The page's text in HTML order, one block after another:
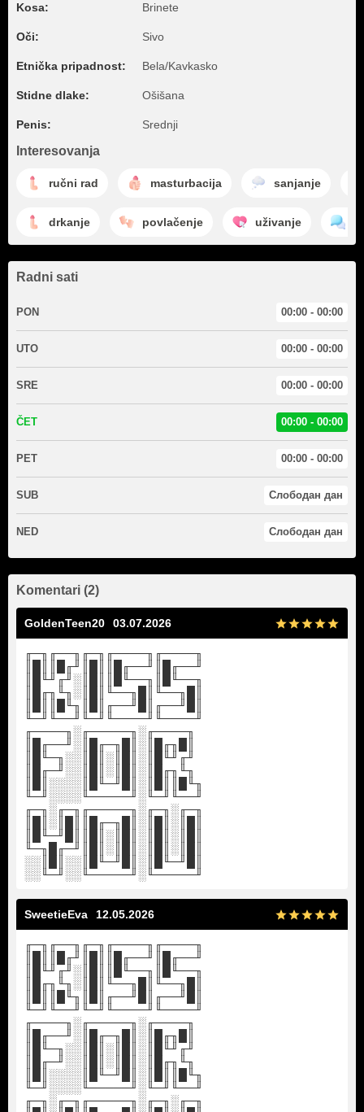
Kosa: Brinete
Oči: Sivo
Etnička pripadnost: Bela/Kavkasko
Stidne dlake: Ošišana
Penis: Srednji
Interesovanja
ručni rad masturbacija sanjanje
drkanje povlačenje uživanje
Radni sati
PON 00:00 - 00:00
UTO 00:00 - 00:00
SRE 00:00 - 00:00
ČET 00:00 - 00:00
PET 00:00 - 00:00
SUB Слободан дан
NED Слободан дан
Komentari (2)
GoldenTeen20 03.07.2026
╓─╖╓──╖╓─╖╓────╖╓────╖
║█║║█╓╜║█║║█╓──╜║█╓──╜
║█╙╜╓╜░║█║║█╙──╖║█╙──╖
║█╓╖╙╖░║█║╙──╖█║╙──╖█║
║█║║█╙╖║█║╓──╜█║╓──╜█║
╙─╜╙──╜╙─╜╙────╜╙────╜
╓────╖░╓─────╖░╓────╖
║█╓──╜░║█╓─╖█║░║█╓╖█║
║█╙─╖░░║█║░║█║░║█╙╜╓╜
║█╓─╜░░║█║░║█║░║█╓╖╙╖
║█║░░░░║█╙─╜█║░║█║║█╙╖
╙─╜░░░░╙─────╜░╙─╜╙──╜
╓─╖░╓─╖╓─────╖░╓─╖░╓─╖
║█║░║█║║█╓─╖█║░║█║░║█║
║█╙─╜█║║█║░║█║░║█║░║█║
╙─╖█╓─╜║█║░║█║░║█║░║█║
░░║█║░░║█╙─╜█║░║█╙─╜█║
░░╙─╜░░╙─────╜░╙─────╜
SweetieEva 12.05.2026
╓─╖╓──╖╓─╖╓────╖╓────╖
║█║║█╓╜║█║║█╓──╜║█╓──╜
║█╙╜╓╜░║█║║█╙──╖║█╙──╖
║█╓╖╙╖░║█║╙──╖█║╙──╖█║
║█║║█╙╖║█║╓──╜█║╓──╜█║
╙─╜╙──╜╙─╜╙────╜╙────╜
╓────╖░╓─────╖░╓────╖
║█╓──╜░║█╓─╖█║░║█╓╖█║
║█╙─╖░░║█║░║█║░║█╙╜╓╜
║█╓─╜░░║█║░║█║░║█╓╖╙╖
║█║░░░░║█╙─╜█║░║█║║█╙╖
╙─╜░░░░╙─────╜░╙─╜╙──╜
╓─╖░╓─╖╓─────╖░╓─╖░╓─╖